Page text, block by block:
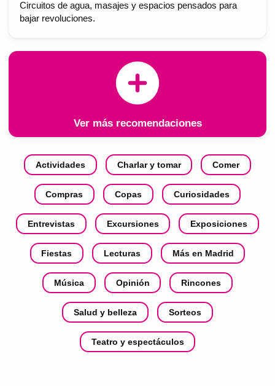
Circuitos de agua, masajes y espacios pensados para
bajar revoluciones.
Ver más recomendaciones
Actividades Charlar y tomar Comer
Compras Copas Curiosidades
Entrevistas Excursiones Exposiciones
Fiestas Lecturas Más en Madrid
Música Opinión Rincones
Salud y belleza Sorteos
Teatro y espectáculos